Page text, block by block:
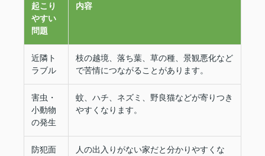
起こり
やすい
問題
内容
近隣ト
ラブル
枝の越境、落ち葉、草の種、景観悪化など
で苦情につながることがあります。
害虫・
小動物
の発生
蚊、ハチ、ネズミ、野良猫などが寄りつき
やすくなります。
防犯面
人の出入りがない家だと分かりやすくな